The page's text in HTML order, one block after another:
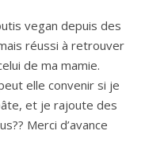
vegan depuis des
réussi à retrouver
de ma mamie.
elle convenir si je
et je rajoute des
Merci d’avance